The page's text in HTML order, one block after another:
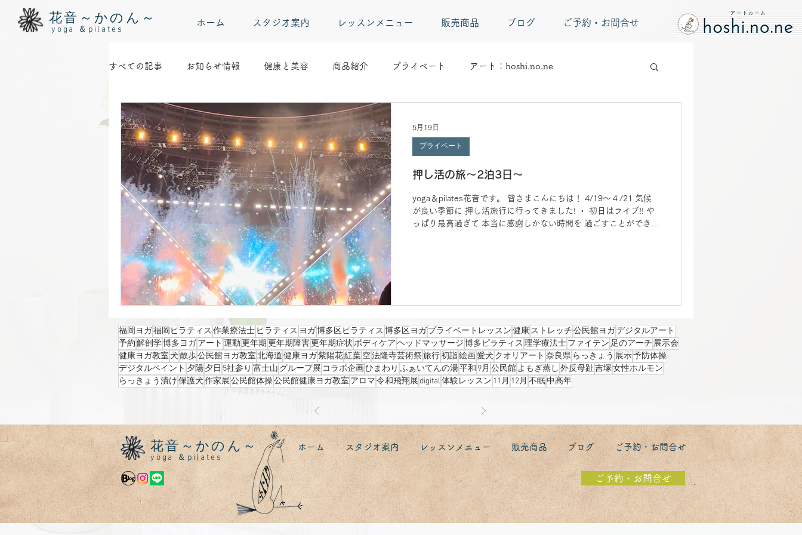
花音～かのん～
yoga ＆pilates
ホーム スタジオ案内 レッスンメニュー 販売商品 ブログ ご予約・お問合せ
すべての記事 お知らせ情報 健康と美容 商品紹介 プライベート アート：hoshi.no.ne
押し活の旅～2泊3日～
yoga＆pilates花音です。 皆さまこんにちは！ 4/19～４/21 気候
が良い季節に 押し活旅行に行ってきました! ・ 初日はライブ!! や
っぱり最高過ぎて 本当に感謝しかない時間を 過ごすことができま
かって山手線に乗っていたところ 飛行機のシステム障害のメール
が届き そのまま東京駅へ!! 飛行機は欠航になったので 無事に新幹
線に帰ってくることが できました。 浅草！次こそは 行きたいで
す。
プライベート
5月19日
福岡ヨガ福岡ピラティス 作業療法士 ピラティス ヨガ博多区ピラティス 博多区ヨガプライベートレッスン健康ストレッチ公民館ヨガデジタルアート
予約解剖学博多ヨガアート 運動 更年期 更年期障害更年期症状ボディケアヘッドマッサージ博多ピラティス 理学療法士ファイテン足のアーチ展示会
健康ヨガ教室犬散歩公民館ヨガ教室北海道健康ヨガ紫陽花紅葉空法隆寺芸術祭旅行初詣絵画愛犬 クオリアート 奈良県 らっきょう 展示予防体操
デジタルペイント 夕陽夕日 5社参り 富士山 グループ展 コラボ企画ひまわり ふぁいてんの湯平和 9月 公民館よもぎ蒸し 外反母趾吉塚女性ホルモン
らっきょう漬け保護犬作家展公民館体操公民館健康ヨガ教室アロマ令和飛翔展digital体験レッスン 11月 12月 不眠中高年
ホーム スタジオ案内 レッスンメニュー 販売商品 ブログ ご予約・お問合せ
ご予約・お問合せ
花音～かのん～
yoga ＆pilates